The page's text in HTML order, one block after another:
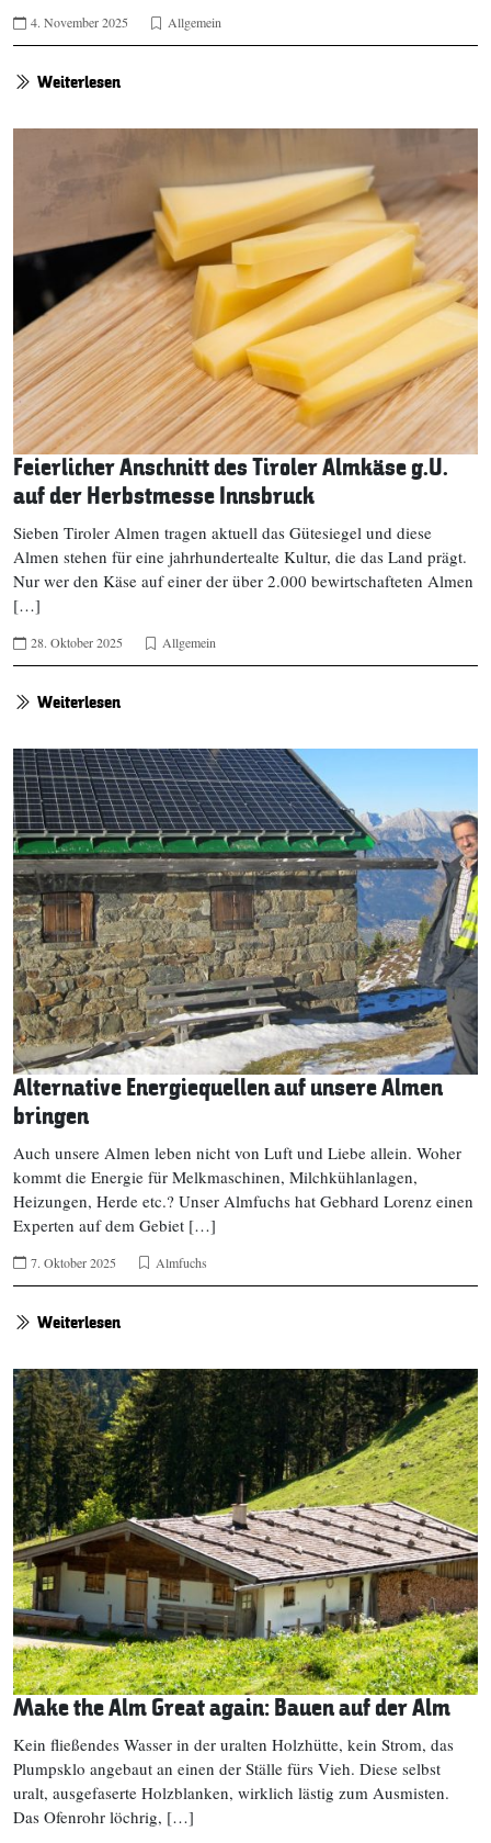
4. November 2025 Allgemein
Weiterlesen
Feierlicher Anschnitt des Tiroler Almkäse g.U.
auf der Herbstmesse Innsbruck
Sieben Tiroler Almen tragen aktuell das Gütesiegel und diese
Almen stehen für eine jahrhundertealte Kultur, die das Land prägt.
Nur wer den Käse auf einer der über 2.000 bewirtschafteten Almen
[…]
28. Oktober 2025 Allgemein
Weiterlesen
Alternative Energiequellen auf unsere Almen
bringen
Auch unsere Almen leben nicht von Luft und Liebe allein. Woher
kommt die Energie für Melkmaschinen, Milchkühlanlagen,
Heizungen, Herde etc.? Unser Almfuchs hat Gebhard Lorenz einen
Experten auf dem Gebiet […]
7. Oktober 2025 Almfuchs
Weiterlesen
Make the Alm Great again: Bauen auf der Alm
Kein fließendes Wasser in der uralten Holzhütte, kein Strom, das
Plumpsklo angebaut an einen der Ställe fürs Vieh. Diese selbst
uralt, ausgefaserte Holzblanken, wirklich lästig zum Ausmisten.
Das Ofenrohr löchrig, […]